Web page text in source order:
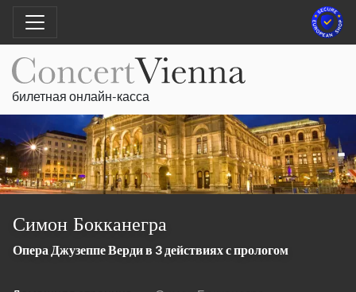
билетная онлайн-касса
Симон Бокканегра
Опера Джузеппе Верди в 3 действиях с прологом